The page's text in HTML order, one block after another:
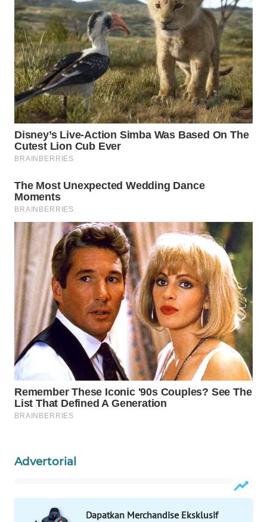
Advertorial
Dapatkan Merchandise Eksklusif
WAHANA
INFRASTRUKTUR
WAHANA
KONSUMEN
WAHANA
LISTRIK
WAHANA
TRAVEL
WAHANA
TV
WAHANANEWS
ID
WAHANANEWS
CO ID
WAHANANEWS
NET
SPORT
WAHANA
WAHANA
SELEB
WAHANA
PERSONA